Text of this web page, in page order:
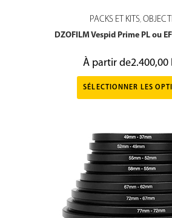
PACKS ET KITS,
DZOFILM Vespid Prime PL ou
À partir de2.400,00
SÉLECTIONNER LES